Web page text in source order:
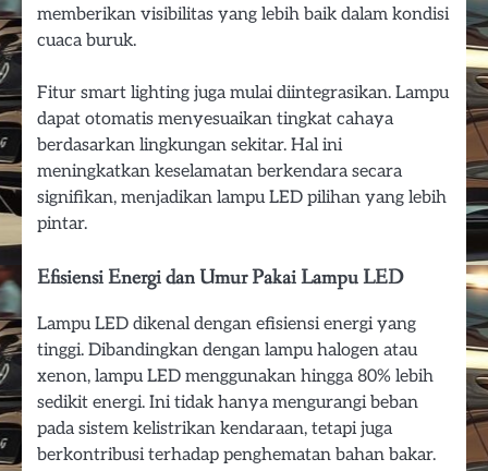
memberikan visibilitas yang lebih baik dalam kondisi
cuaca buruk.
Fitur smart lighting juga mulai diintegrasikan. Lampu
dapat otomatis menyesuaikan tingkat cahaya
berdasarkan lingkungan sekitar. Hal ini
meningkatkan keselamatan berkendara secara
signifikan, menjadikan lampu LED pilihan yang lebih
pintar.
Efisiensi Energi dan Umur Pakai Lampu LED
Lampu LED dikenal dengan efisiensi energi yang
tinggi. Dibandingkan dengan lampu halogen atau
xenon, lampu LED menggunakan hingga 80% lebih
sedikit energi. Ini tidak hanya mengurangi beban
pada sistem kelistrikan kendaraan, tetapi juga
berkontribusi terhadap penghematan bahan bakar.